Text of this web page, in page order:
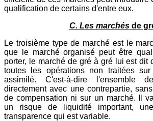
qualification de certains d'entre eux.
C. Les marchésde
Le troisième type de marché est le
que le marché organisé peut être
porter, le marché de gré à gré lui est dit
toutes les opérations non traitées
assimilé. C'est-à-dire l'ensemble
directement avec une contrepartie,
de compensation ni sur un marché. Il
un risque de liquidité important,
transparence qui est variable.